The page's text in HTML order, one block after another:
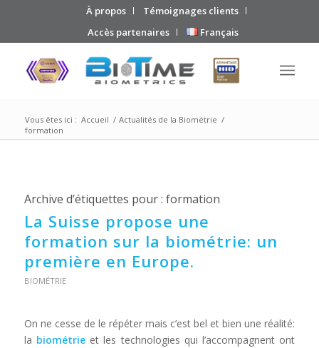
À propos
Témoignages clients
Accès partenaires
Français
Vous êtes ici : Accueil / Actualités de la Biométrie /
formation
Archive d’étiquettes pour : formation
La Suisse propose une
formation sur la biométrie: un
première en Europe.
BIOMÉTRIE
On ne cesse de le répéter mais c’est bel et bien une réalité:
la biométrieet les technologies qui l’accompagnent ont